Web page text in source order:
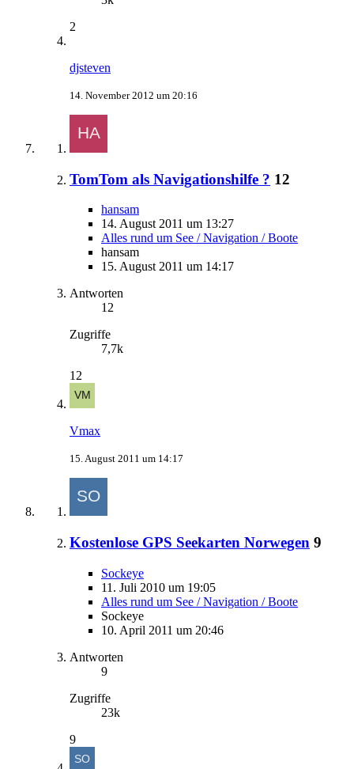
2
djsteven
14. November 2012 um 20:16
TomTom als Navigationshilfe ? 12
hansam
14. August 2011 um 13:27
Alles rund um See / Navigation / Boote
hansam
15. August 2011 um 14:17
Antworten
12
Zugriffe
7,7k
12
Vmax
15. August 2011 um 14:17
Kostenlose GPS Seekarten Norwegen 9
Sockeye
11. Juli 2010 um 19:05
Alles rund um See / Navigation / Boote
Sockeye
10. April 2011 um 20:46
Antworten
9
Zugriffe
23k
9